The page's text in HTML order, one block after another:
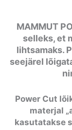
MAMMUT
selleks, et
lihtsamaks.
seejärel
Power Cut
materjal
kasutatakse